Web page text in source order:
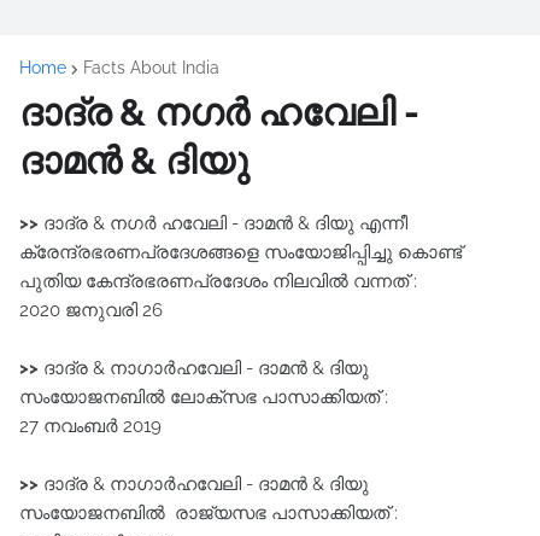
Home Facts About India
ദാദ്ര & നഗർ ഹവേലി -
ദാമൻ & ദിയു
>> ദാദ്ര & നഗർ ഹവേലി - ദാമൻ & ദിയു എന്നീ
ക്രേന്ദ്രഭരണപ്രദേശങ്ങളെ സംയോജിപ്പിച്ചു കൊണ്ട്‌
പുതിയ കേന്ദ്രഭരണപ്രദേശം നിലവിൽ വന്നത്‌ :
2020 ജനുവരി 26
>> ദാദ്ര & നാഗാർഹവേലി - ദാമൻ & ദിയു
സംയോജനബിൽ ലോക്സഭ പാസാക്കിയത്‌ :
27 നവംബർ 2019
>> ദാദ്ര & നാഗാർഹവേലി - ദാമൻ & ദിയു
സംയോജനബിൽ രാജ്യസഭ പാസാക്കിയത്‌ :